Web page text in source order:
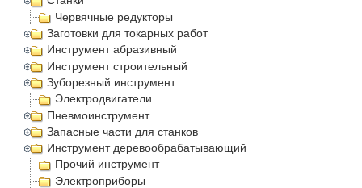
Червячные редукторы
Заготовки для токарных работ
Инструмент абразивный
Инструмент строительный
Зуборезный инструмент
Электродвигатели
Пневмоинструмент
Запасные части для станков
Инструмент деревообрабатывающий
Прочий инструмент
Электроприборы